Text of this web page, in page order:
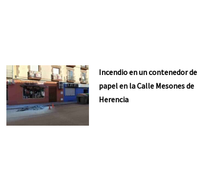
Incendio en un contenedor de
papel en la Calle Mesones de
Herencia